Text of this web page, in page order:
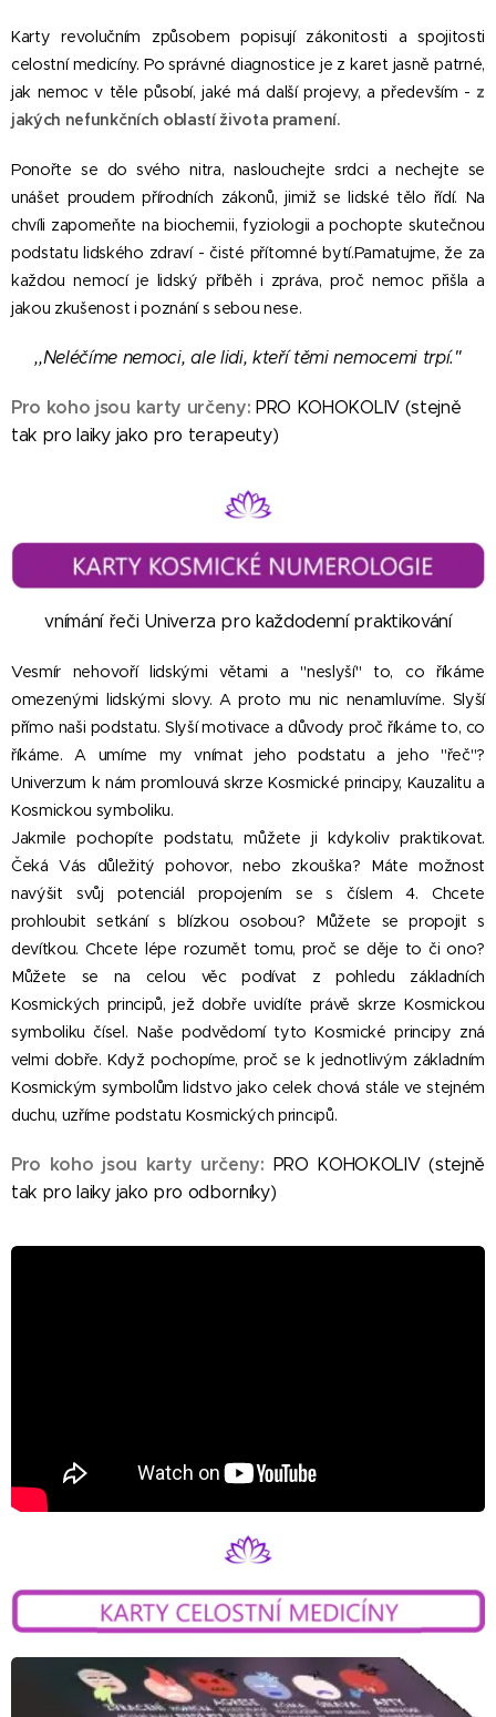
Karty revolučním způsobem popisují zákonitosti a spojitosti
celostní medicíny. Po správné diagnostice je z karet jasně patrné,
jak nemoc v těle působí, jaké má další projevy, a především - z
jakých nefunkčních oblastí života pramení.
Ponořte se do svého nitra, naslouchejte srdci a nechejte se
unášet proudem přírodních zákonů, jimiž se lidské tělo řídí. Na
chvíli zapomeňte na biochemii, fyziologii a pochopte skutečnou
podstatu lidského zdraví - čisté přítomné bytí.Pamatujme, že za
každou nemocí je lidský příběh i zpráva, proč nemoc přišla a
jakou zkušenost i poznání s sebou nese.
,,Neléčíme nemoci, ale lidi, kteří těmi nemocemi trpí."
Pro koho jsou karty určeny:PRO KOHOKOLIV (stejně
tak pro laiky jako pro terapeuty)
vnímání řeči Univerza pro každodenní praktikování
Vesmír nehovoří lidskými větami a "neslyší" to, co říkáme
omezenými lidskými slovy. A proto mu nic nenamluvíme. Slyší
přímo naši podstatu. Slyší motivace a důvody proč říkáme to, co
říkáme. A umíme my vnímat jeho podstatu a jeho "řeč"?
Univerzum k nám promlouvá skrze Kosmické principy, Kauzalitu a
Kosmickou symboliku.
Jakmile pochopíte podstatu, můžete ji kdykoliv praktikovat.
Čeká Vás důležitý pohovor, nebo zkouška? Máte možnost
navýšit svůj potenciál propojením se s číslem 4. Chcete
prohloubit setkání s blízkou osobou? Můžete se propojit s
devítkou. Chcete lépe rozumět tomu, proč se děje to či ono?
Můžete se na celou věc podívat z pohledu základních
Kosmických principů, jež dobře uvidíte právě skrze Kosmickou
symboliku čísel. Naše podvědomí tyto Kosmické principy zná
velmi dobře. Když pochopíme, proč se k jednotlivým základním
Kosmickým symbolům lidstvo jako celek chová stále ve stejném
duchu, uzříme podstatu Kosmických principů.
Pro koho jsou karty určeny: PRO KOHOKOLIV (stejně
tak pro laiky jako pro odborníky)